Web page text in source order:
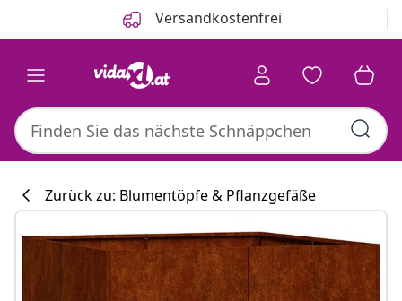
Versandkostenfrei
Zurück zu: Blumentöpfe & Pflanzgefäße